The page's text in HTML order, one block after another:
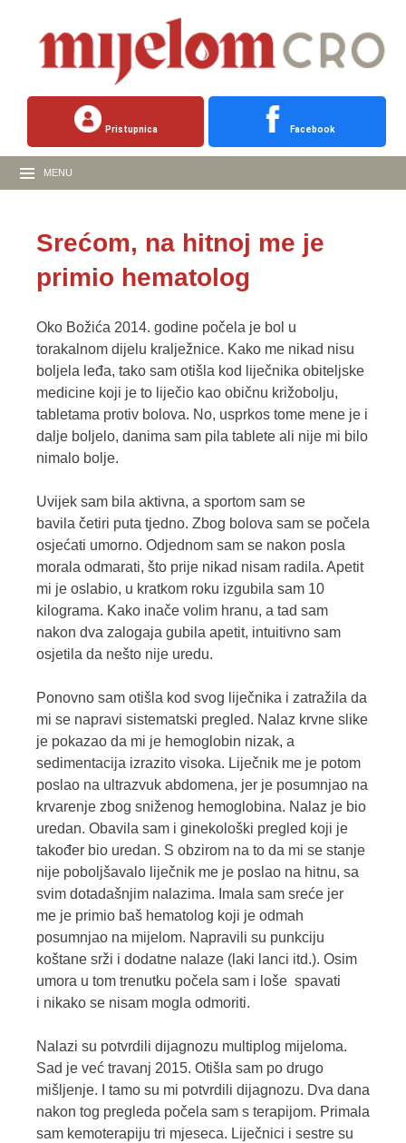
Pristupnica Facebook
MENU
Srećom, na hitnoj me je
primio hematolog
Oko Božića 2014. godine počela je bol u
torakalnom dijelu kralježnice. Kako me nikad nisu
boljela leđa, tako sam otišla kod liječnika obiteljske
medicine koji je to liječio kao običnu križobolju,
tabletama protiv bolova. No, usprkos tome mene je i
dalje boljelo, danima sam pila tablete ali nije mi bilo
nimalo bolje.
Uvijek sam bila aktivna, a sportom sam se
bavila četiri puta tjedno. Zbog bolova sam se počela
osjećati umorno. Odjednom sam se nakon posla
morala odmarati, što prije nikad nisam radila. Apetit
mi je oslabio, u kratkom roku izgubila sam 10
kilograma. Kako inače volim hranu, a tad sam
nakon dva zalogaja gubila apetit, intuitivno sam
osjetila da nešto nije uredu.
Ponovno sam otišla kod svog liječnika i zatražila da
mi se napravi sistematski pregled. Nalaz krvne slike
je pokazao da mi je hemoglobin nizak, a
sedimentacija izrazito visoka. Liječnik me je potom
poslao na ultrazvuk abdomena, jer je posumnjao na
krvarenje zbog sniženog hemoglobina. Nalaz je bio
uredan. Obavila sam i ginekološki pregled koji je
također bio uredan. S obzirom na to da mi se stanje
nije poboljšavalo liječnik me je poslao na hitnu, sa
svim dotadašnjim nalazima. Imala sam sreće jer
me je primio baš hematolog koji je odmah
posumnjao na mijelom. Napravili su punkciju
koštane srži i dodatne nalaze (laki lanci itd.). Osim
umora u tom trenutku počela sam i loše spavati
i nikako se nisam mogla odmoriti.
Nalazi su potvrdili dijagnozu multiplog mijeloma.
Sad je već travanj 2015. Otišla sam po drugo
mišljenje. I tamo su mi potvrdili dijagnozu. Dva dana
nakon tog pregleda počela sam s terapijom. Primala
sam kemoterapiju tri mjeseca. Liječnici i sestre su